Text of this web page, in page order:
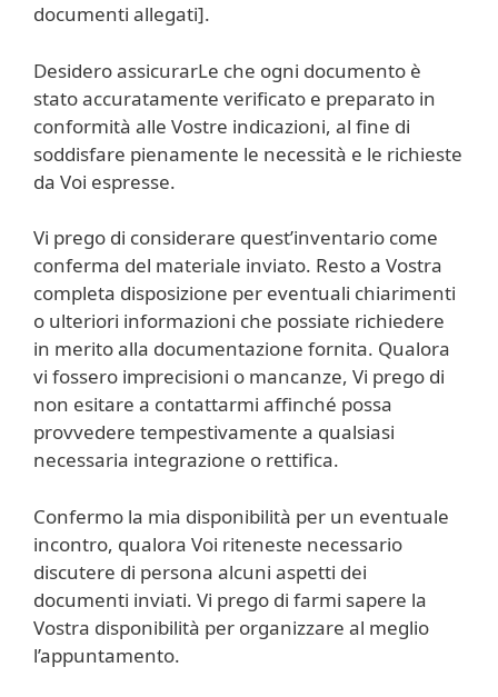
documenti allegati].
Desidero assicurarLe che ogni documento è
stato accuratamente verificato e preparato in
conformità alle Vostre indicazioni, al fine di
soddisfare pienamente le necessità e le richieste
da Voi espresse.
Vi prego di considerare quest’inventario come
conferma del materiale inviato. Resto a Vostra
completa disposizione per eventuali chiarimenti
o ulteriori informazioni che possiate richiedere
in merito alla documentazione fornita. Qualora
vi fossero imprecisioni o mancanze, Vi prego di
non esitare a contattarmi affinché possa
provvedere tempestivamente a qualsiasi
necessaria integrazione o rettifica.
Confermo la mia disponibilità per un eventuale
incontro, qualora Voi riteneste necessario
discutere di persona alcuni aspetti dei
documenti inviati. Vi prego di farmi sapere la
Vostra disponibilità per organizzare al meglio
l’appuntamento.